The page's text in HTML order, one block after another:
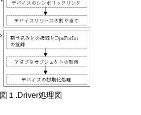
図１.Driver処理図